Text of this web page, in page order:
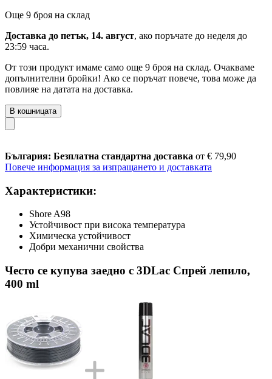
Още 9 броя на склад
Доставка до петък, 14. август, ако поръчате до неделя до
23:59 часа.
От този продукт имаме само още 9 броя на склад. Очакваме
допълнителни бройки! Ако се поръчат повече, това може да
повлияе на датата на доставка.
В кошницата
България: Безплатна стандартна доставка от € 79,90
Повече информация за изпращането и доставката
Характеристики:
Shore A98
Устойчивост при висока температура
Химическа устойчивост
Добри механични свойства
Често се купува заедно с 3DLac Спрей лепило,
400 ml